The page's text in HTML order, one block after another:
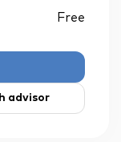
Free
advisor